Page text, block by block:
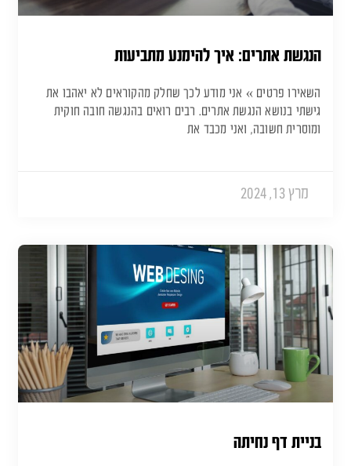
הנגשת אתרים: איך להימנע מתביעות
השאירו פרטים » אני מודע לכך שחלק מהקוראים לא יאהבו את
גישתי בנושא הנגשת אתרים. רבים רואים בהנגשה חובה חוקית
ומוסרית חשובה, ואני מכבד את
מרץ 13, 2024
בניית דף נחיתה